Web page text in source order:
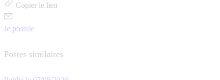
Copier le lien
Je postule
Postes similaires